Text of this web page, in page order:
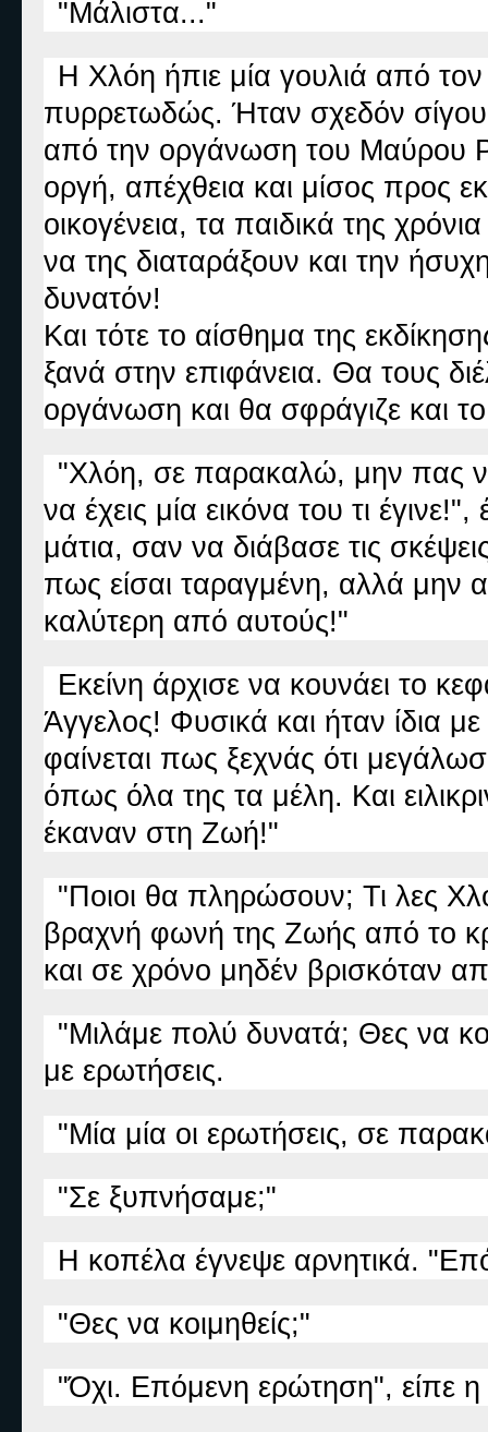
"Μάλιστα..."
Η Χλόη ήπιε μία γουλιά από
πυρρετωδώς. Ήταν σχεδόν
από την οργάνωση του Μαύρου
οργή, απέχθεια και μίσος προς
οικογένεια, τα παιδικά της
να της διαταράξουν και την
δυνατόν!
Και τότε το αίσθημα της
ξανά στην επιφάνεια. Θα τους
οργάνωση και θα σφράγιζε και
"Χλόη, σε παρακαλώ, μην πας
να έχεις μία εικόνα του τι
μάτια, σαν να διάβασε τις
πως είσαι ταραγμένη, αλλά μην
καλύτερη από αυτούς!"
Εκείνη άρχισε να κουνάει το
Άγγελος! Φυσικά και ήταν ίδια
φαίνεται πως ξεχνάς ότι
όπως όλα της τα μέλη. Και
έκαναν στη Ζωή!"
"Ποιοι θα πληρώσουν; Τι λες
βραχνή φωνή της Ζωής από το
και σε χρόνο μηδέν βρισκόταν
"Μιλάμε πολύ δυνατά; Θες να
με ερωτήσεις.
"Μία μία οι ερωτήσεις, σε
"Σε ξυπνήσαμε;"
Η κοπέλα έγνεψε αρνητικά.
"Θες να κοιμηθείς;"
"Όχι. Επόμενη ερώτηση", είπε